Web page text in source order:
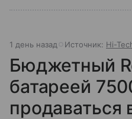
1 день назад Источник: Hi-
Бюджетный
батареей
продаваться